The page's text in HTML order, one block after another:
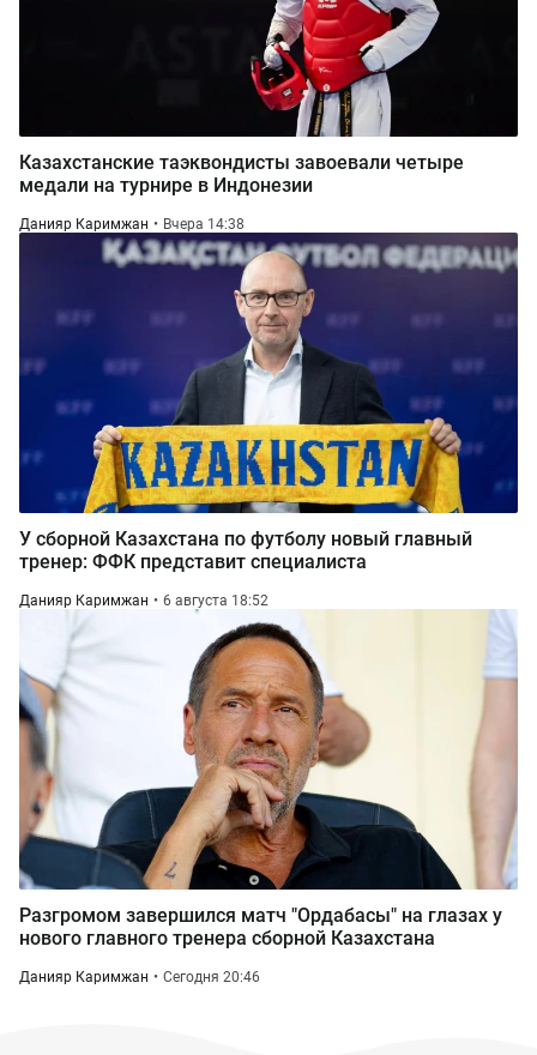
Казахстанские таэквондисты завоевали четыре
медали на турнире в Индонезии
Данияр Каримжан Вчера 14:38
У сборной Казахстана по футболу новый главный
тренер: ФФК представит специалиста
Данияр Каримжан 6 августа 18:52
Разгромом завершился матч "Ордабасы" на глазах у
нового главного тренера сборной Казахстана
Данияр Каримжан Сегодня 20:46